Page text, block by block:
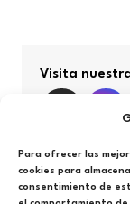
Para ofrecer las
cookies para
consentimiento de
Visita
Búsqueda